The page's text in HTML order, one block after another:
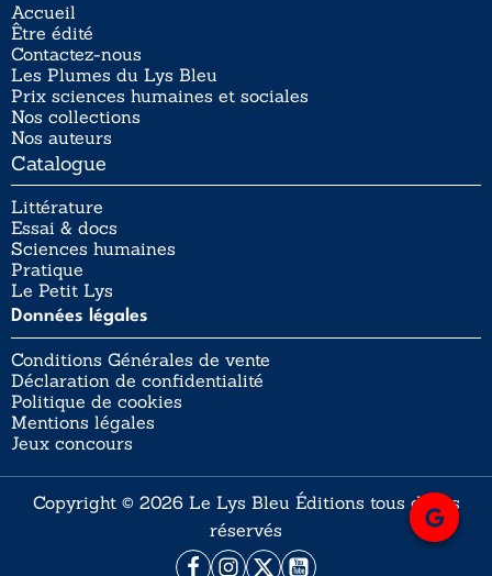
Accueil
Être édité
Contactez-nous
Les Plumes du Lys Bleu
Prix sciences humaines et sociales
Nos collections
Nos auteurs
Catalogue
Littérature
Essai & docs
Sciences humaines
Pratique
Le Petit Lys
Données légales
Conditions Générales de vente
Déclaration de confidentialité
Politique de cookies
Mentions légales
Jeux concours
Copyright © 2026 Le Lys Bleu Éditions tous droits
réservés